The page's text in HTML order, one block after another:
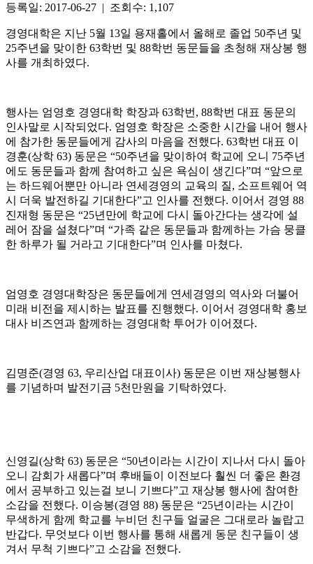
등록일: 2017-06-27 | 조회수: 1,107
경영대학은 지난 5월 13일 용재홀에서 올해로 졸업 50주년 및
25주년을 맞이한 63학번 및 88학번 동문들을 초청해 재상봉 행
사를 개최하였다.
행사는 엄영호 경영대학 학장과 63학번, 88학번 대표 동문의
인사말로 시작되었다. 엄영호 학장은 소중한 시간을 내어 행사
에 참가한 동문들에게 감사의 마음을 전했다. 63학번 대표 이
경훈(상학 63) 동문은 “50주년을 맞이하여 학교에 오니 75주년
에도 동문들과 함께 참여하고 싶은 욕심이 생긴다”며 “앞으로
는 하드웨어뿐만 아니라 연세경영의 교육의 질, 소프트웨어 역
시 더욱 발전하길 기대한다”고 인사를 전했다. 이어서 경영 88
진재형 동문은 “25년만에 학교에 다시 돌아간다는 생각에 설
레어 잠을 설쳤다”며 “가족 같은 동문들과 함께하는 가슴 뭉클
한 하루가 될 거라고 기대한다”며 인사를 마쳤다.
엄영호 경영대학장은 동문들에게 연세경영의 역사와 더불어
미래 비전을 제시하는 발표를 진행했다. 이어서 경영대학 홍보
대사 비즈연과 함께하는 경영대학 투어가 이어졌다.
김명준(경영 63, 우리산업 대표이사) 동문은 이번 재상봉행사
를 기념하며 발전기금 5천만원을 기탁하였다.
신영길(상학 63) 동문은 “50년이라는 시간이 지나서 다시 돌아
오니 감회가 새롭다”며 후배들이 이전보다 훨씬 더 좋은 환경
에서 공부하고 있는걸 보니 기쁘다”고 재상봉 행사에 참여한
소감을 전했다. 이승봉(경영 88) 동문은 “25년이라는 시간이
무색하게 함께 학교를 누비던 친구들 얼굴은 그대로라 놀랍고
반갑다. 무엇보다 이번 행사를 통해 새롭게 동문 친구들이 생
겨서 무척 기쁘다”고 소감을 전했다.